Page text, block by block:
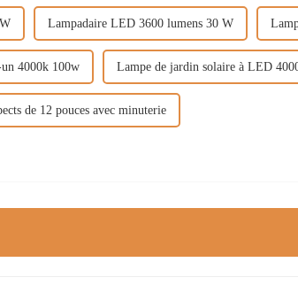
Lampadaire LED 3600 lumens 30 W
4000k 100w Lampe de jardin solaire à LED
de 12 pouces avec minuterie